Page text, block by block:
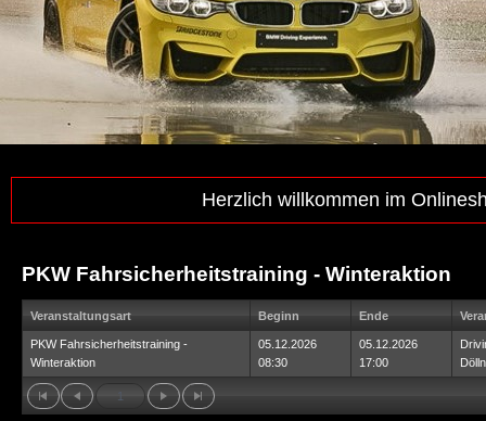
Herzlich willkommen im
PKW Fahrsicherheitstraining - Winteraktion
Veranstaltungsart Beginn Ende
PKW Fahrsicherheitstraining -
Winteraktion
05.12.2026
08:30
05.12.2026
17:00
Dölln
1